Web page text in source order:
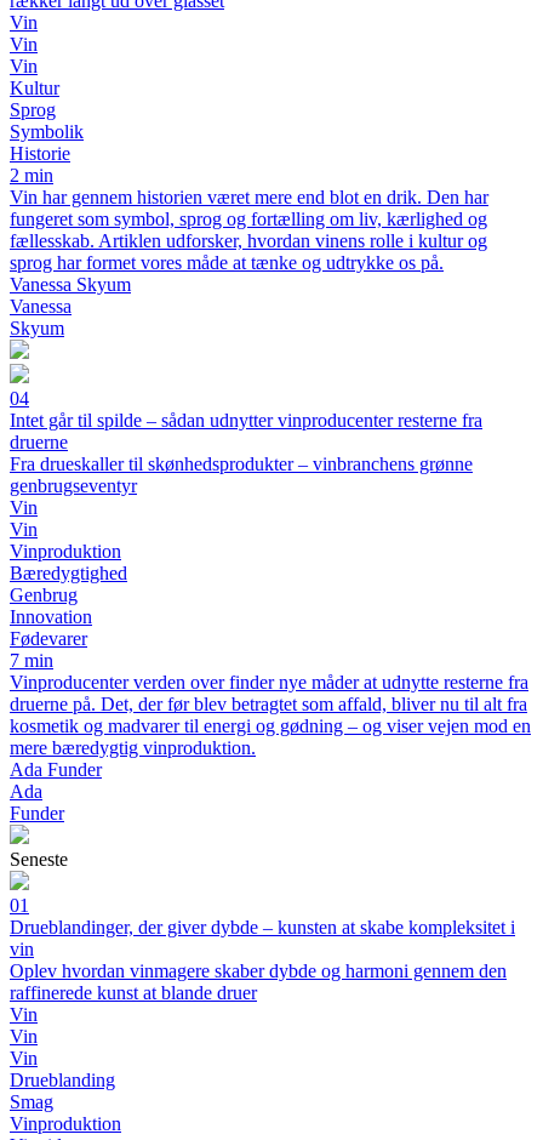
Vin
Vin
Vin
Kultur
Sprog
Symbolik
Historie
2 min
Vin har gennem historien været mere end blot en drik. Den har
fungeret som symbol, sprog og fortælling om liv, kærlighed og
fællesskab. Artiklen udforsker, hvordan vinens rolle i kultur og
sprog har formet vores måde at tænke og udtrykke os på.
Vanessa Skyum
Vanessa
Skyum
04
Intet går til spilde – sådan udnytter vinproducenter resterne fra
druerne
Fra drueskaller til skønhedsprodukter – vinbranchens grønne
genbrugseventyr
Vin
Vin
Vinproduktion
Bæredygtighed
Genbrug
Innovation
Fødevarer
7 min
Vinproducenter verden over finder nye måder at udnytte resterne fra
druerne på. Det, der før blev betragtet som affald, bliver nu til alt fra
kosmetik og madvarer til energi og gødning – og viser vejen mod en
mere bæredygtig vinproduktion.
Ada Funder
Ada
Funder
Seneste
01
Drueblandinger, der giver dybde – kunsten at skabe kompleksitet i
vin
Oplev hvordan vinmagere skaber dybde og harmoni gennem den
raffinerede kunst at blande druer
Vin
Vin
Vin
Drueblanding
Smag
Vinproduktion